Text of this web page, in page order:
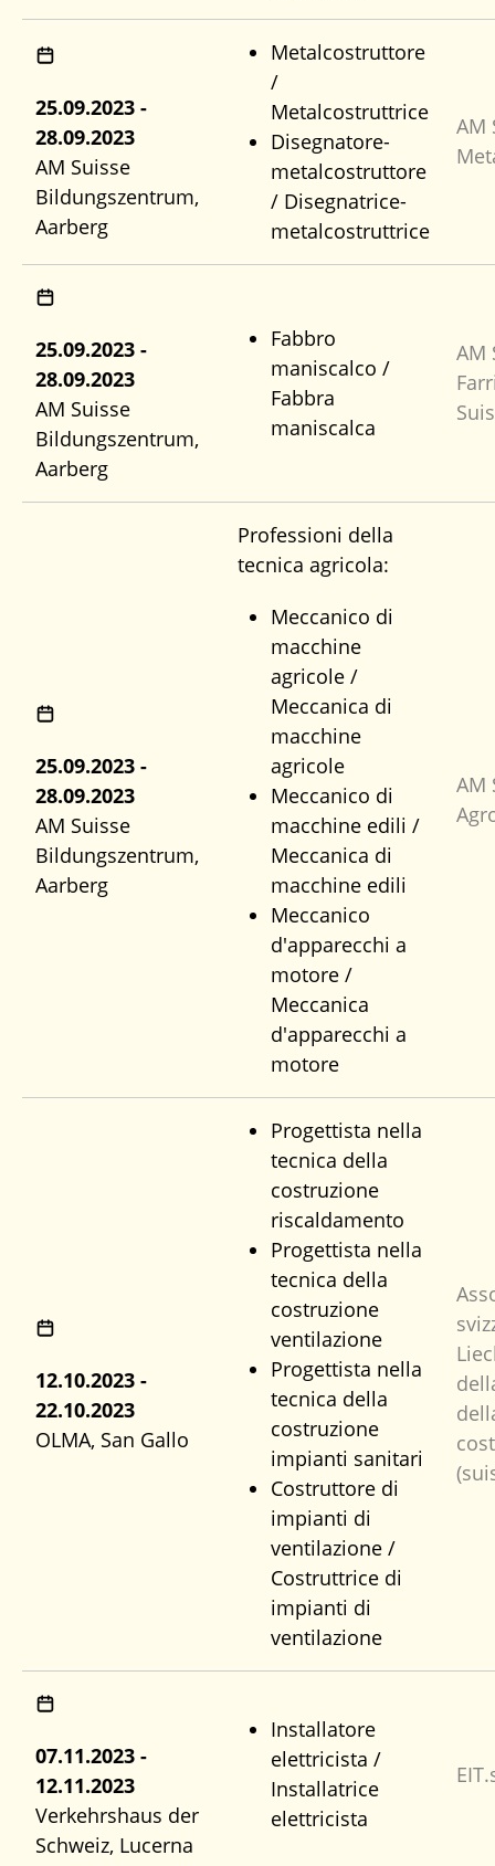
25.09.2023 -
28.09.2023
AM Suisse
Bildungszentrum,
Aarberg
Metalcostruttore
/
Metalcostruttrice
Disegnatore-
metalcostruttore
/ Disegnatrice-
metalcostruttrice
AM
25.09.2023 -
28.09.2023
AM Suisse
Bildungszentrum,
Aarberg
Fabbro
maniscalco /
Fabbra
maniscalca
AM
25.09.2023 -
28.09.2023
AM Suisse
Bildungszentrum,
Aarberg
Professioni della
tecnica agricola:
Meccanico di
macchine
agricole /
Meccanica di
macchine
agricole
Meccanico di
macchine edili /
Meccanica di
macchine edili
Meccanico
d'apparecchi a
motore /
Meccanica
d'apparecchi a
motore
AM
12.10.2023 -
22.10.2023
OLMA, San Gallo
Progettista nella
tecnica della
costruzione
riscaldamento
Progettista nella
tecnica della
costruzione
ventilazione
Progettista nella
tecnica della
costruzione
impianti sanitari
Costruttore di
impianti di
ventilazione /
Costruttrice di
impianti di
ventilazione
07.11.2023 -
12.11.2023
Verkehrshaus der
Schweiz, Lucerna
Installatore
elettricista /
Installatrice
elettricista